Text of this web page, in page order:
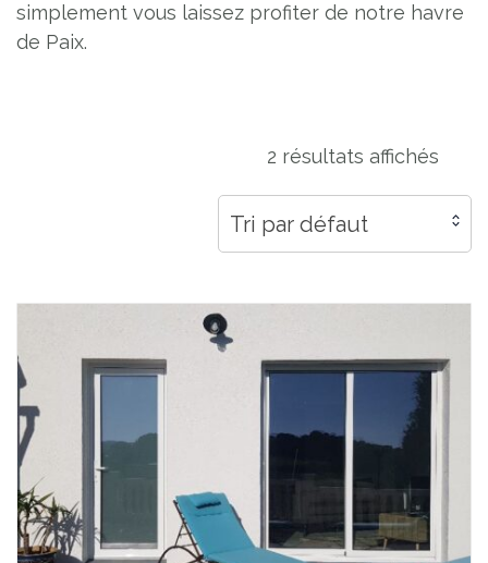
simplement vous laissez profiter de notre havre
de Paix.
2 résultats affichés
Tri par défaut